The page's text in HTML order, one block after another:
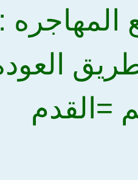
المهاجره :
=القدم